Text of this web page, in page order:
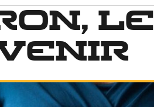
le